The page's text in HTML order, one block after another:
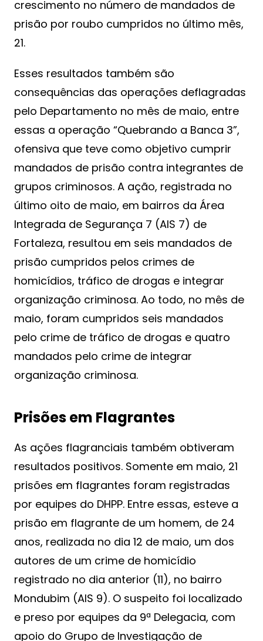
crescimento no número de mandados de
prisão por roubo cumpridos no último mês,
21.
Esses resultados também são
consequências das operações deflagradas
pelo Departamento no mês de maio, entre
essas a operação “Quebrando a Banca 3”,
ofensiva que teve como objetivo cumprir
mandados de prisão contra integrantes de
grupos criminosos. A ação, registrada no
último oito de maio, em bairros da Área
Integrada de Segurança 7 (AIS 7) de
Fortaleza, resultou em seis mandados de
prisão cumpridos pelos crimes de
homicídios, tráfico de drogas e integrar
organização criminosa. Ao todo, no mês de
maio, foram cumpridos seis mandados
pelo crime de tráfico de drogas e quatro
mandados pelo crime de integrar
organização criminosa.
Prisões em Flagrantes
As ações flagranciais também obtiveram
resultados positivos. Somente em maio, 21
prisões em flagrantes foram registradas
por equipes do DHPP. Entre essas, esteve a
prisão em flagrante de um homem, de 24
anos, realizada no dia 12 de maio, um dos
autores de um crime de homicídio
registrado no dia anterior (11), no bairro
Mondubim (AIS 9). O suspeito foi localizado
e preso por equipes da 9ª Delegacia, com
apoio do Grupo de Investigação de